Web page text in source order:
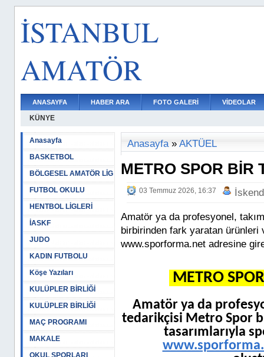
İSTANBUL
AMATÖR
ANASAYFA HABER ARA FOTO GALERİ VİDEOLAR
KÜNYE
Anasayfa
BASKETBOL
BÖLGESEL AMATÖR LİG
FUTBOL OKULU
HENTBOL LİGLERİ
İASKF
JUDO
KADIN FUTBOLU
Köşe Yazıları
KULÜPLER BİRLİĞİ
KULÜPLER BİRLİĞİ
MAÇ PROGRAMI
MAKALE
OKUL SPORLARI
Anasayfa» AKTÜEL
METRO SPOR BİR
03 Temmuz 2026, 16:37
Amatör ya da profesyonel,
birbirinden fark yaratan ürünleri
www.sporforma.net adresine
METRO
Amatör ya da
tedarikçisi Metro Spor
tasarımlarıyla